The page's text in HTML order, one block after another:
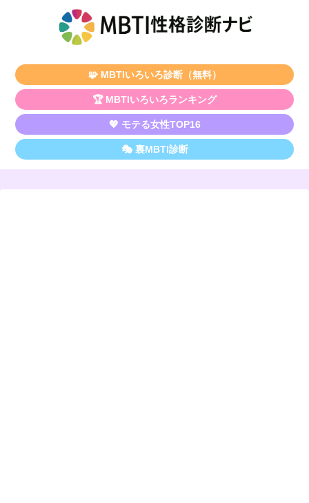
🧩 MBTIいろいろ診断（無料）
🏆 MBTIいろいろランキング
💖 モテる女性TOP16
🎭 裏MBTI診断